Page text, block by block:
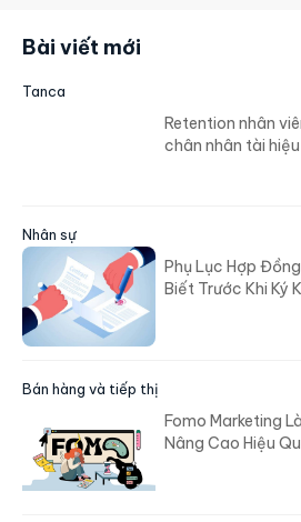
Bài viết mới
Tanca
Retention nhân
chân nhân tài
Nhân sự
Phụ Lục Hợp
Biết Trước Khi Ký
Bán hàng và tiếp thị
Fomo Marketing
Nâng Cao Hiệu